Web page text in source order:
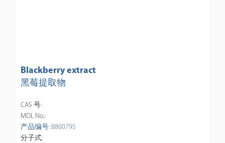
Blackberry extract
黑莓提取物
CAS 号:
MDL No.:
产品编号: B860795
分子式: